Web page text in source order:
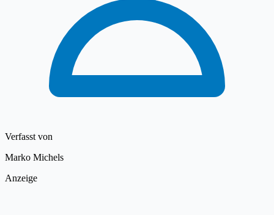
Verfasst von
Marko Michels
Anzeige